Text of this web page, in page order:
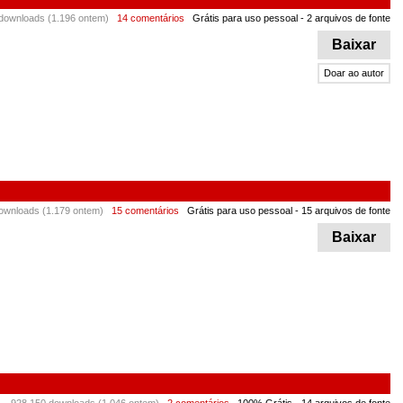
(1.196 ontem) 14 comentários Grátis para uso pessoal - 2 arquivos de fonte
Baixar
Doar ao autor
(1.179 ontem) 15 comentários Grátis para uso pessoal - 15 arquivos de fonte
Baixar